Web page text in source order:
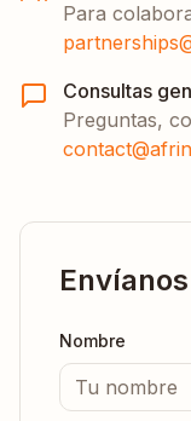
Para
Consultas
Preguntas,
Nombre